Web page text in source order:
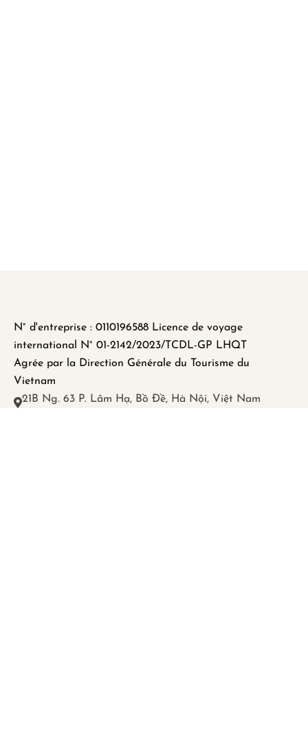
N° d'entreprise : 0110196588 Licence de voyage
international N° 01-2142/2023/TCDL-GP LHQT
Agrée par la Direction Générale du Tourisme du
Vietnam
21B Ng. 63 P. Lâm Hạ, Bồ Đề, Hà Nội, Việt Nam